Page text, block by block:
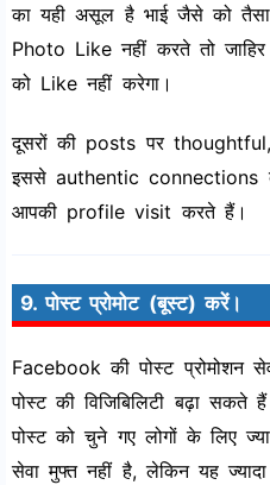
का यही असूल है भाई जैसे को
Photo Like नहीं करते तो
को Like नहीं करेगा।
दूसरों की posts पर
इससे authentic connections
आपकी profile visit करते हैं।
9. पोस्ट प्रोमोट (बूस्ट) करें।
Facebook की पोस्ट प्रोमोशन
पोस्ट की विजिबिलिटी बढ़ा
पोस्ट को चुने गए लोगों के लिए
सेवा मुफ्त नहीं है, लेकिन यह